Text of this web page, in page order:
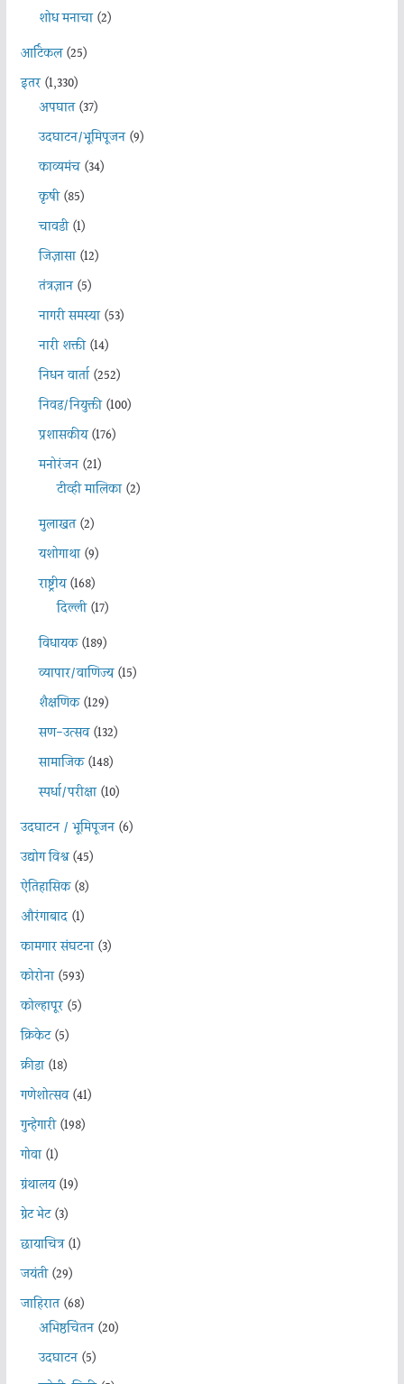
शोध मनाचा(2)
आर्टिकल(25)
इतर(1,330)
अपघात(37)
उदघाटन/भूमिपूजन(9)
काव्यमंच(34)
कृषी(85)
चावडी(1)
जिज्ञासा(12)
तंत्रज्ञान(5)
नागरी समस्या(53)
नारी शक्ती(14)
निधन वार्ता(252)
निवड/नियुक्ती(100)
प्रशासकीय(176)
मनोरंजन(21)
टीव्ही मालिका(2)
मुलाखत(2)
यशोगाथा(9)
राष्ट्रीय(168)
दिल्ली(17)
विधायक(189)
व्यापार/वाणिज्य(15)
शैक्षणिक(129)
सण-उत्सव(132)
सामाजिक(148)
स्पर्धा/परीक्षा(10)
उदघाटन / भूमिपूजन(6)
उद्योग विश्व(45)
ऐतिहासिक(8)
औरंगाबाद(1)
कामगार संघटना(3)
कोरोना(593)
कोल्हापूर(5)
क्रिकेट(5)
क्रीडा(18)
गणेशोत्सव(41)
गुन्हेगारी(198)
गोवा(1)
ग्रंथालय(19)
ग्रेट भेट(3)
छायाचित्र(1)
जयंती(29)
जाहिरात(68)
अभिष्ठचिंतन(20)
उदघाटन(5)